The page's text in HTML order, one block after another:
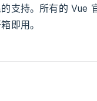
支持。所有的 Vue
即用。